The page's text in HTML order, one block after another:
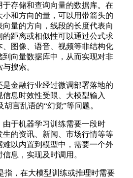
于存储和查询向量的数据库。在
和方向的量，可以用带箭头的
量的方向，线段的长度代表向
距离或相似性可以通过公式求
图像、语音、视频等非结构化
向量数据库中，从而实现对非
搜索。
金融行业经过微调部署落地的
息时效性受限、大模型输入
言乱语的“幻觉”等问题。
由于机器学习训练需要一段时
的资讯、新闻、市场行情等等
以内置到模型中，需要一个外
息，实现及时调用。
指，在大模型训练或推理时需要